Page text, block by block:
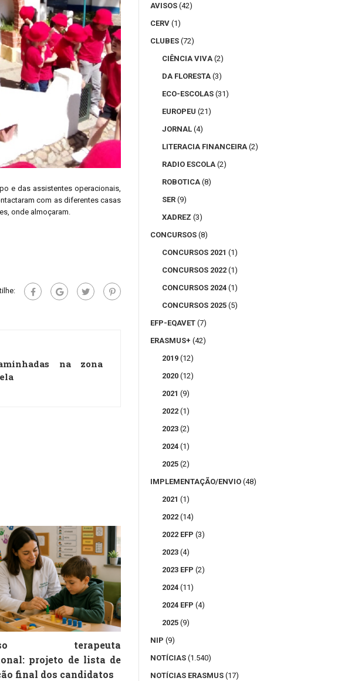
e das assistentes operacionais,
com as diferentes casas
onde almoçaram.
na zona
terapeuta
projeto de lista de
final dos candidatos
AVISOS (42)
CERV (1)
CLUBES (72)
CIÊNCIA VIVA (2)
DA FLORESTA (3)
ECO-ESCOLAS (31)
EUROPEU (21)
JORNAL (4)
LITERACIA FINANCEIRA (2)
RADIO ESCOLA (2)
ROBOTICA (8)
SER (9)
XADREZ (3)
CONCURSOS (8)
CONCURSOS 2021 (1)
CONCURSOS 2022 (1)
CONCURSOS 2024 (1)
CONCURSOS 2025 (5)
EFP-EQAVET (7)
ERASMUS+ (42)
2019 (12)
2020 (12)
2021 (9)
2022 (1)
2023 (2)
2024 (1)
2025 (2)
IMPLEMENTAÇÃO/ENVIO (48)
2021 (1)
2022 (14)
2022 EFP (3)
2023 (4)
2023 EFP (2)
2024 (11)
2024 EFP (4)
2025 (9)
NIP (9)
NOTÍCIAS (1.540)
NOTÍCIAS ERASMUS (17)